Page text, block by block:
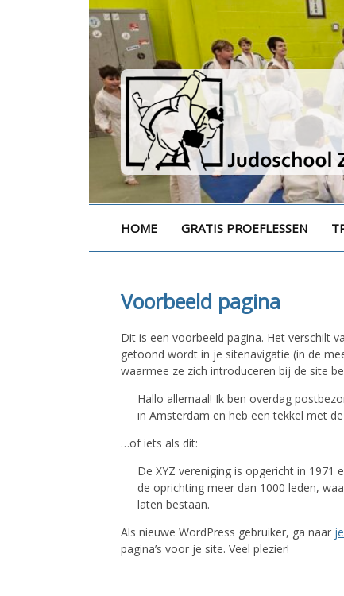
Judoschool
HOME GRATIS PROEFLESSEN
Voorbeeld pagina
Dit is een voorbeeld pagina. Het verschilt
getoond wordt in je sitenavigatie (in de
waarmee ze zich introduceren bij de site
Hallo allemaal! Ik ben overdag
in Amsterdam en heb een tekkel met
…of iets als dit:
De XYZ vereniging is opgericht in 1971
de oprichting meer dan 1000 leden,
laten bestaan.
Als nieuwe WordPress gebruiker, ga naar
pagina’s voor je site. Veel plezier!